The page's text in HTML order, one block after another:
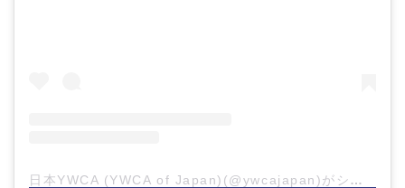
日本YWCA (YWCA of Japan)(@ywcajapan)がシェアした投稿